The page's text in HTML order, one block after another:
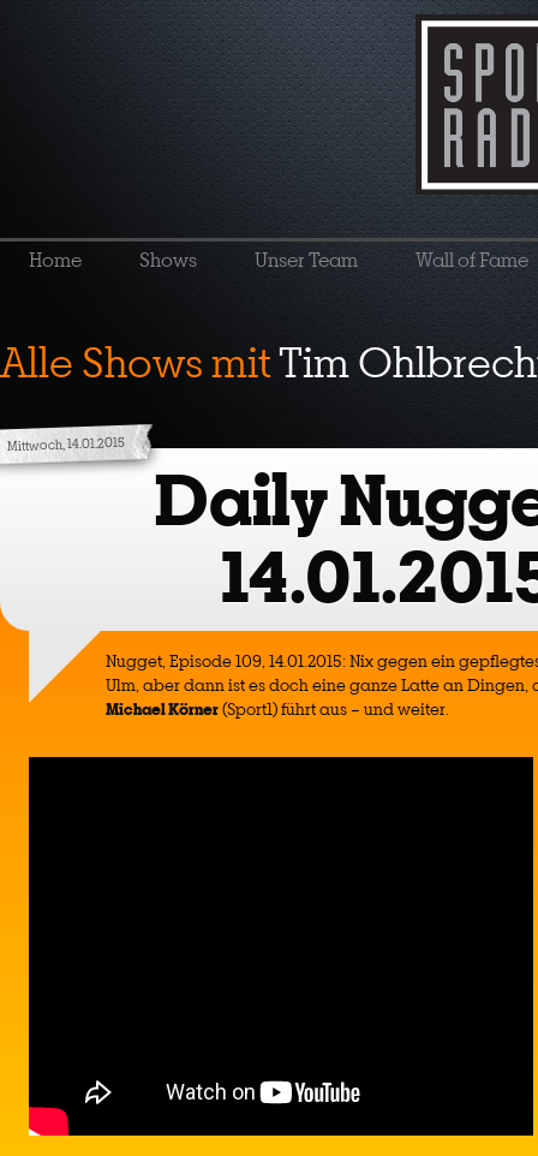
Home Shows Unser Team Wall of Fame
Alle Shows mitTim
Mittwoch, 14.01.2015
Daily
Nugget, Episode 109, 14.01.2015: Nix gegen ein
Ulm, aber dann ist es doch eine ganze Latte an Dingen,
Michael Körner(Sport1) führt aus – und weiter.